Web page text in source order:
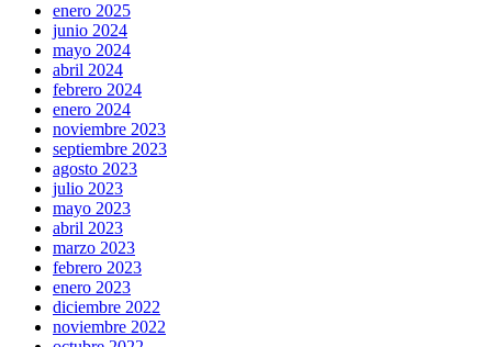
enero 2025
junio 2024
mayo 2024
abril 2024
febrero 2024
enero 2024
noviembre 2023
septiembre 2023
agosto 2023
julio 2023
mayo 2023
abril 2023
marzo 2023
febrero 2023
enero 2023
diciembre 2022
noviembre 2022